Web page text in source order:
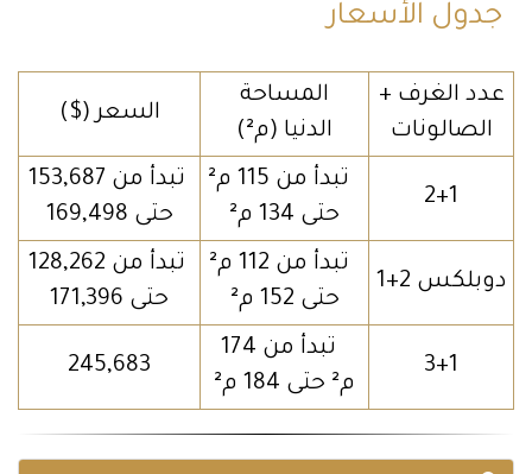
جدول الأسعار
عدد الغرف +
الصالونات
المساحة
الدنيا (م²)
السعر ($)
2+1
تبدأ من 115 م²
حتى 134 م²
تبدأ من 153,687
حتى 169,498
دوبلكس 2+1
تبدأ من 112 م²
حتى 152 م²
تبدأ من 128,262
حتى 171,396
3+1
تبدأ من 174
م² حتى 184 م²
245,683